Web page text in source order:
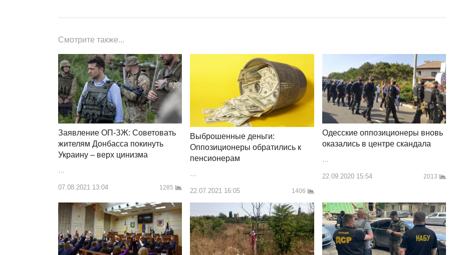
Смотрите также...
Заявление ОП-ЗЖ: Советовать
жителям Донбасса покинуть
Украину – верх цинизма
…
07.08.2021 13:04 1285
Выброшенные деньги:
Оппозиционеры обратились к
пенсионерам
22.07.2021 16:05 1406
Одесские оппозиционеры вновь
оказались в центре скандала
…
22.09.2020 15:54 2013